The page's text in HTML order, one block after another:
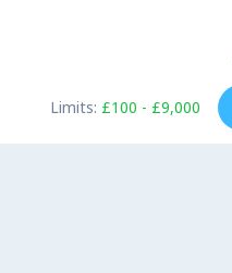
Limits: £100 - £9,000